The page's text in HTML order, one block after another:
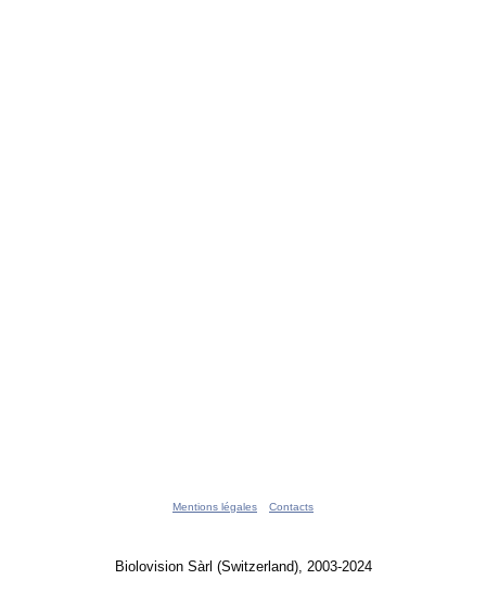
Mentions légales Contacts
Biolovision Sàrl (Switzerland), 2003-2024